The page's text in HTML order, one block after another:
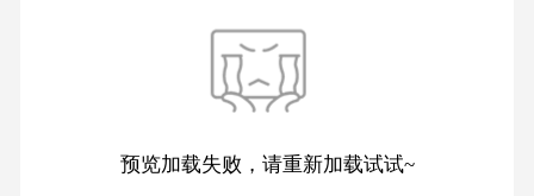
预览加载失败，请重新加载试试~